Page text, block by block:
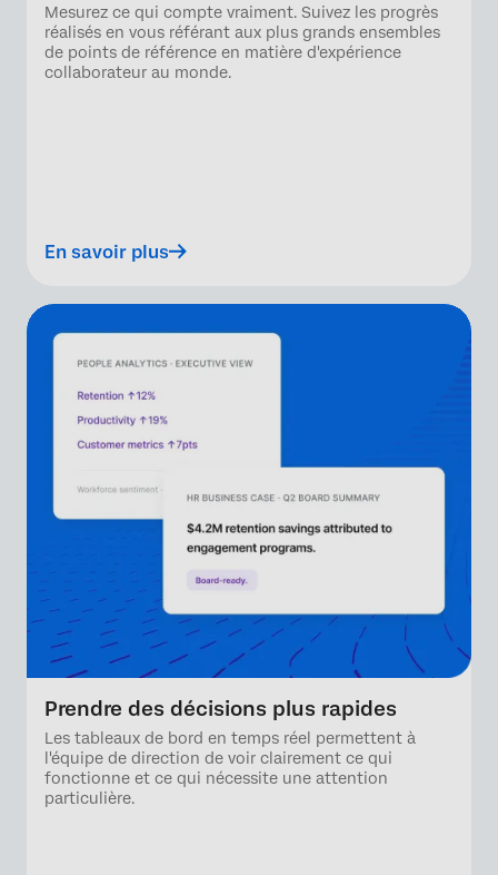
Mesurez ce qui compte vraiment. Suivez les progrès
réalisés en vous référant aux plus grands ensembles
de points de référence en matière d'expérience
collaborateur au monde.
En savoir plus
Prendre des décisions plus rapides
Les tableaux de bord en temps réel permettent à
l'équipe de direction de voir clairement ce qui
fonctionne et ce qui nécessite une attention
particulière.